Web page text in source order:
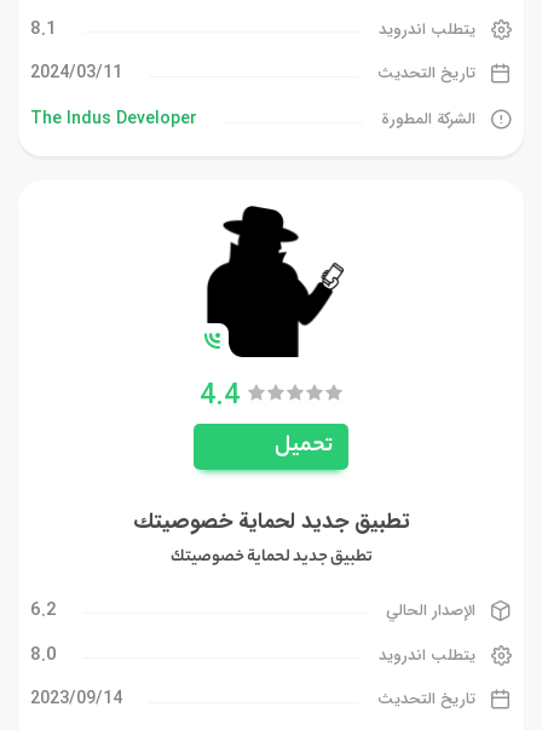
يتطلب اندرويد 8.1
تاريخ التحديث 11‏/03‏/2024
الشركة المطورة The Indus Developer
4.4
تحميل
تطبيق جديد لحماية خصوصيتك
تطبيق جديد لحماية خصوصيتك
الإصدار الحالي 6.2
يتطلب اندرويد 8.0
تاريخ التحديث 14‏/09‏/2023